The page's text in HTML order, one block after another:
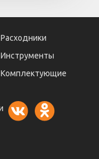
Комплектующие
Инструменты
Расходники